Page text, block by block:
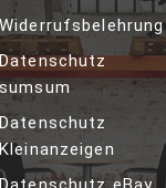
Widerrufsbelehrung
Datenschutz
sumsum
Datenschutz
Kleinanzeigen